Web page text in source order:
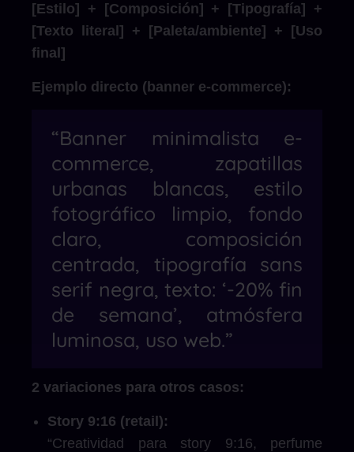
[Estilo] + [Composición] + [Tipografía] +
[Texto literal] + [Paleta/ambiente] + [Uso
final]
Ejemplo directo (banner e-commerce):
“Banner minimalista e-
commerce, zapatillas
urbanas blancas, estilo
fotográfico limpio, fondo
claro, composición
centrada, tipografía sans
serif negra, texto: ‘-20% fin
de semana’, atmósfera
luminosa, uso web.”
2 variaciones para otros casos:
Story 9:16 (retail):
“Creatividad para story 9:16, perfume